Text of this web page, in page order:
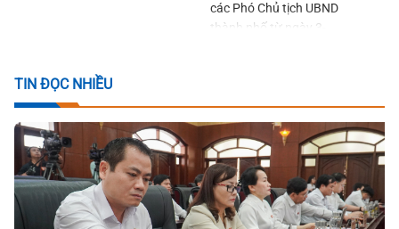
các Phó Chủ tịch UBND
thành phố từ ngày 3-
TIN ĐỌC NHIỀU